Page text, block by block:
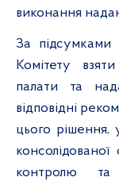
виконання
За підсумками
Комітету
палати та
відповідні
цього рішення,
консолідованої
контролю та